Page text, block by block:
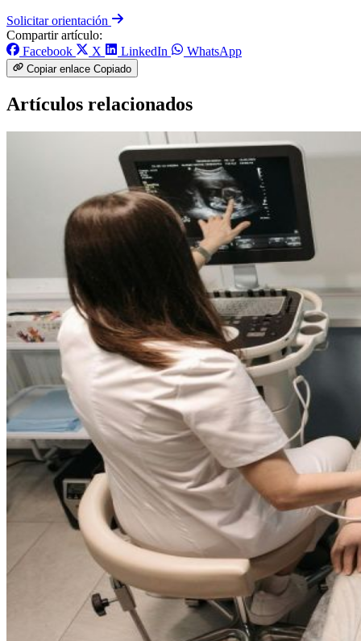
Solicitar orientación
Compartir artículo:
Facebook
X LinkedIn WhatsApp
Copiar enlace Copiado
Artículos relacionados